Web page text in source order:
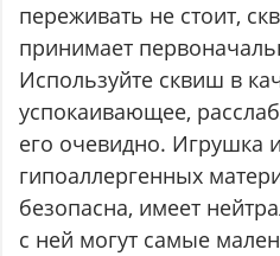
переживать не стоит,
принимает
Используйте сквиш в
успокаивающее,
его очевидно. Игрушка
гипоаллергенных
безопасна, имеет
с ней могут самые